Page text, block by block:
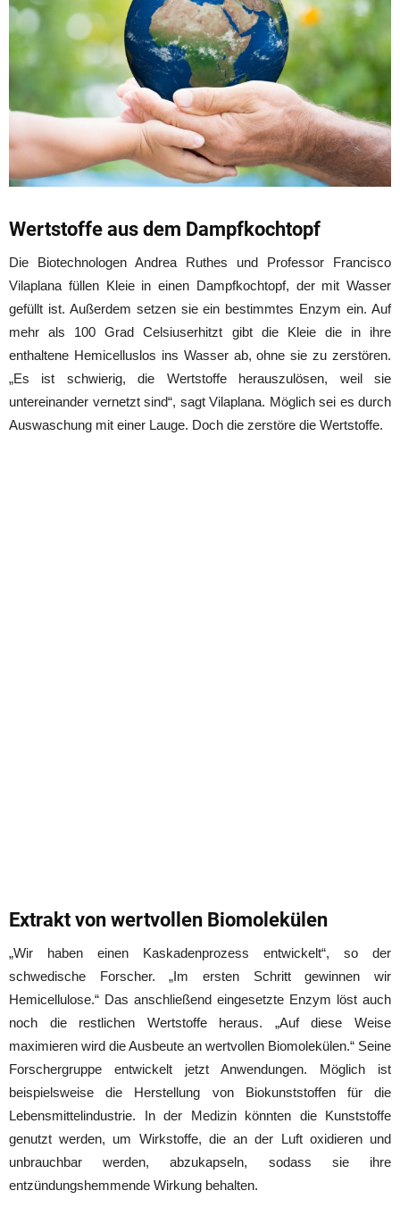
Wertstoffe aus dem Dampfkochtopf
Die Biotechnologen Andrea Ruthes und Professor Francisco
Vilaplana füllen Kleie in einen Dampfkochtopf, der mit Wasser
gefüllt ist. Außerdem setzen sie ein bestimmtes Enzym ein. Auf
mehr als 100 Grad Celsiuserhitzt gibt die Kleie die in ihre
enthaltene Hemicelluslos ins Wasser ab, ohne sie zu zerstören.
„Es ist schwierig, die Wertstoffe herauszulösen, weil sie
untereinander vernetzt sind“, sagt Vilaplana. Möglich sei es durch
Auswaschung mit einer Lauge. Doch die zerstöre die Wertstoffe.
Extrakt von wertvollen Biomolekülen
„Wir haben einen Kaskadenprozess entwickelt“, so der
schwedische Forscher. „Im ersten Schritt gewinnen wir
Hemicellulose.“ Das anschließend eingesetzte Enzym löst auch
noch die restlichen Wertstoffe heraus. „Auf diese Weise
maximieren wird die Ausbeute an wertvollen Biomolekülen.“ Seine
Forschergruppe entwickelt jetzt Anwendungen. Möglich ist
beispielsweise die Herstellung von Biokunststoffen für die
Lebensmittelindustrie. In der Medizin könnten die Kunststoffe
genutzt werden, um Wirkstoffe, die an der Luft oxidieren und
unbrauchbar werden, abzukapseln, sodass sie ihre
entzündungshemmende Wirkung behalten.